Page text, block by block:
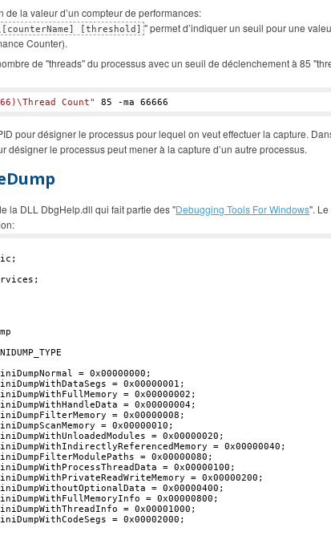
la valeur d’un compteur de performances:
[threshold] " permet d’indiquer un seuil pour une
Counter).
de "threads" du processus avec un seuil de déclenchement à 85
Count" 85 -ma 66666
pour désigner le processus pour lequel on veut effectuer la capture.
désigner le processus peut mener à la capture d’un autre processus.
la DLL DbgHelp.dll qui fait partie des "Debugging Tools For Windows".
= 0x00000000 ;
= 0x00000001 ;
= 0x00000002 ;
= 0x00000004;
= 0x00000008 ;
= 0x00000010 ;
= 0x00000020 ;
= 0x00000040 ;
= 0x00000080 ;
= 0x00000100 ;
= 0x00000200 ;
= 0x00000400 ;
= 0x00000800 ;
= 0x00001000 ;
= 0x00002000 ;